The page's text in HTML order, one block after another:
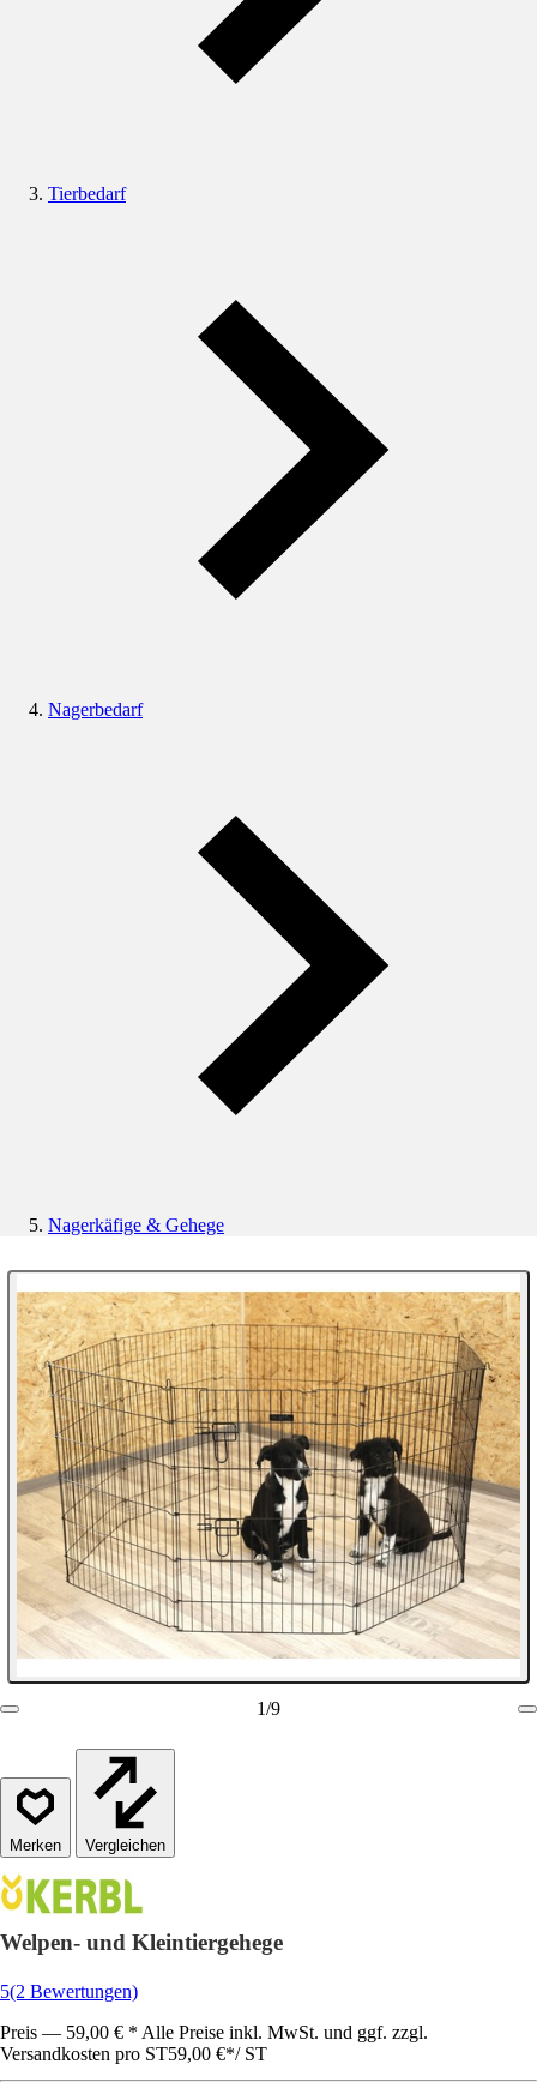
Tierbedarf
Nagerbedarf
Nagerkäfige & Gehege
1/9
Vergleichen
Welpen- und Kleintiergehege
5(2 Bewertungen)
Preis — 59,00 € * Alle Preise inkl. MwSt. und ggf. zzgl.
Versandkosten pro ST59,00 €*/ ST